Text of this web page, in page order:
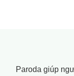
Paroda giúp